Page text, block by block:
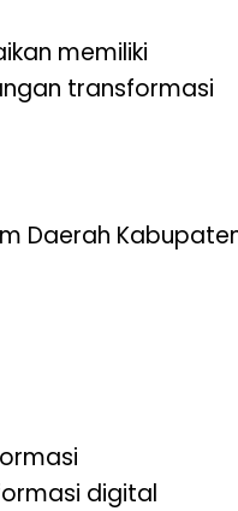
memiliki
transformasi
Daerah
digital